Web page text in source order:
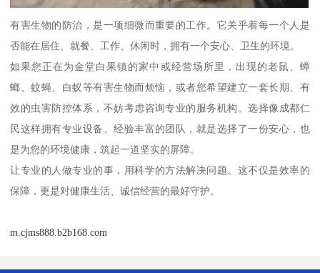
有害生物的防治，是一项细微而重要的工作。它关乎着每一个人是
否能在居住、就餐、工作、休闲时，拥有一个安心、卫生的环境。
如果您正在为金堂白果镇的家中或经营场所里，出现的老鼠、蟑
螂、蚊蝇、白蚁等有害生物而烦恼，或者您希望建立一套长期、有
效的虫害防控体系，不妨考虑咨询专业的服务机构。选择像成都仁
民这样拥有专业设备、经验丰富的团队，就是选择了一份安心，也
是为您的环境健康，筑起一道坚实的屏障。
让专业的人做专业的事，用科学的方法解决问题。这不仅是效率的
保障，更是对健康生活、诚信经营的最好守护。
m.cjms888.b2b168.com